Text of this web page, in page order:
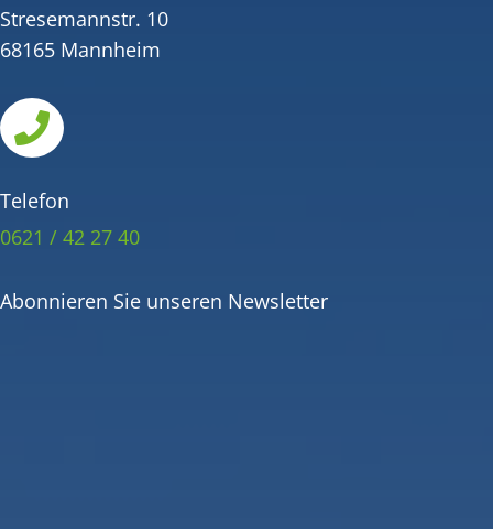
Stresemannstr. 10
68165 Mannheim

Telefon
0621 / 42 27 40
Abonnieren Sie unseren Newsletter